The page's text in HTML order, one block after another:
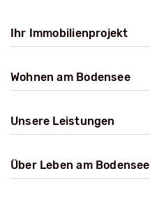
Ihr Immobilienprojekt
Wohnen am Bodensee
Unsere Leistungen
Über Leben am Bodensee